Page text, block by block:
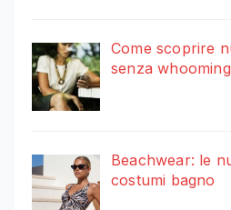
Come scoprire
senza
Beachwear: le
costumi bagno